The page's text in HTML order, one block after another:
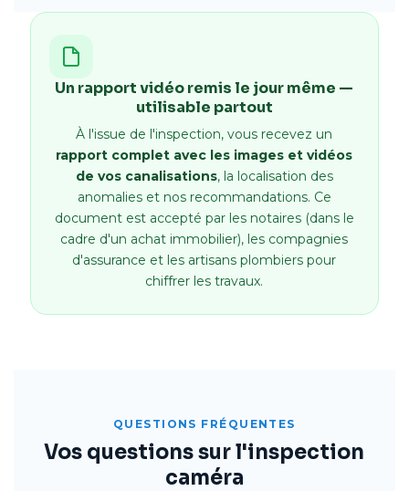
Un rapport vidéo remis le jour même —
utilisable partout
À l'issue de l'inspection, vous recevez un
rapport complet avec les images et vidéos
de vos canalisations, la localisation des
anomalies et nos recommandations. Ce
document est accepté par les notaires (dans le
cadre d'un achat immobilier), les compagnies
d'assurance et les artisans plombiers pour
chiffrer les travaux.
QUESTIONS FRÉQUENTES
Vos questions sur l'inspection
caméra